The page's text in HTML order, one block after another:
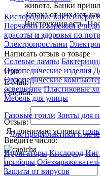
Кислородные коктейлеры
Перчатки и варежки с
красоты и здоровья по
Электропростыни
Солевые лампы
Ортопедические изделия
Ортопедические
освещение Пластиковые
Мебель для улицы
Газовые грили Зонты для
Для профилактики и
Ирригаторы Кислород
приборы
Защита от вирусов
живота. Банки
Запаха от них нет,
Инструкция есть.
1
1
Написать отзыв о товаре
Имя:
E-Mail:
Оценка:
Отзыв:
Я принимаю условия
Введите число: